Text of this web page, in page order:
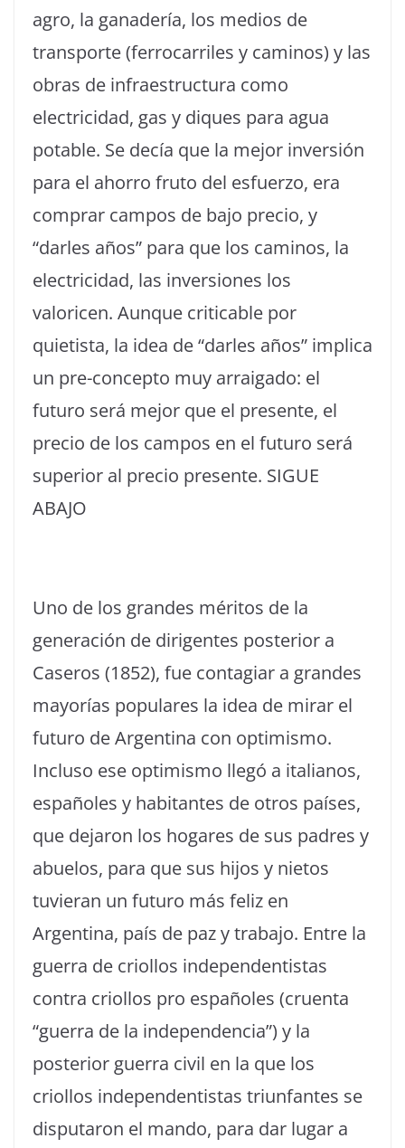
agro, la ganadería, los medios de
transporte (ferrocarriles y caminos) y las
obras de infraestructura como
electricidad, gas y diques para agua
potable. Se decía que la mejor inversión
para el ahorro fruto del esfuerzo, era
comprar campos de bajo precio, y
“darles años” para que los caminos, la
electricidad, las inversiones los
valoricen. Aunque criticable por
quietista, la idea de “darles años” implica
un pre-concepto muy arraigado: el
futuro será mejor que el presente, el
precio de los campos en el futuro será
superior al precio presente. SIGUE
ABAJO
Uno de los grandes méritos de la
generación de dirigentes posterior a
Caseros (1852), fue contagiar a grandes
mayorías populares la idea de mirar el
futuro de Argentina con optimismo.
Incluso ese optimismo llegó a italianos,
españoles y habitantes de otros países,
que dejaron los hogares de sus padres y
abuelos, para que sus hijos y nietos
tuvieran un futuro más feliz en
Argentina, país de paz y trabajo. Entre la
guerra de criollos independentistas
contra criollos pro españoles (cruenta
“guerra de la independencia”) y la
posterior guerra civil en la que los
criollos independentistas triunfantes se
disputaron el mando, para dar lugar a